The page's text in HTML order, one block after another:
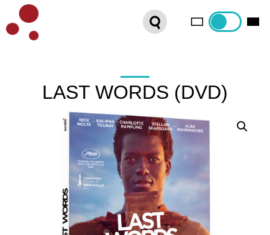
CONTACT
INTERNATIONAL SALES
LAST WORDS (DVD)